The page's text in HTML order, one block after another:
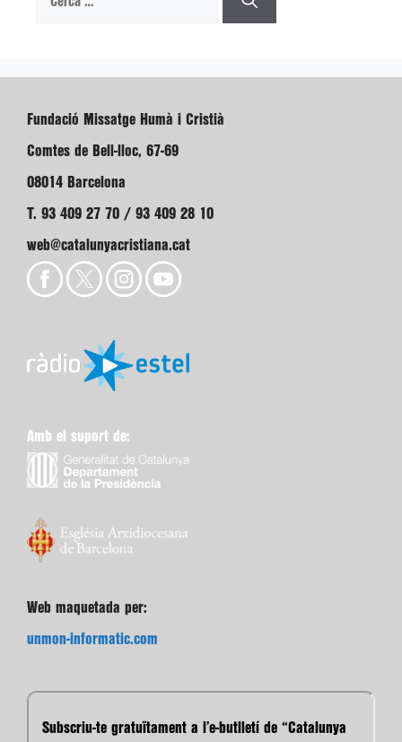
Fundació Missatge Humà i Cristià
Comtes de Bell-lloc, 67-69
08014 Barcelona
T. 93 409 27 70 / 93 409 28 10
web@catalunyacristiana.cat
Amb el suport de:
Web maquetada per:
unmon-informatic.com
Subscriu-te gratuïtament a l’e-butlletí de “Catalunya